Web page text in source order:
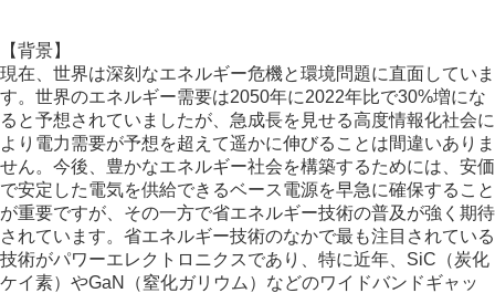
【背景】
現在、世界は深刻なエネルギー危機と環境問題に直面していま
す。世界のエネルギー需要は2050年に2022年比で30%増にな
ると予想されていましたが、急成長を見せる高度情報化社会に
より電力需要が予想を超えて遥かに伸びることは間違いありま
せん。今後、豊かなエネルギー社会を構築するためには、安価
で安定した電気を供給できるベース電源を早急に確保すること
が重要ですが、その一方で省エネルギー技術の普及が強く期待
されています。省エネルギー技術のなかで最も注目されている
技術がパワーエレクトロニクスであり、特に近年、SiC（炭化
ケイ素）やGaN（窒化ガリウム）などのワイドバンドギャッ